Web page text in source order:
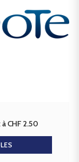
CHF 2.50